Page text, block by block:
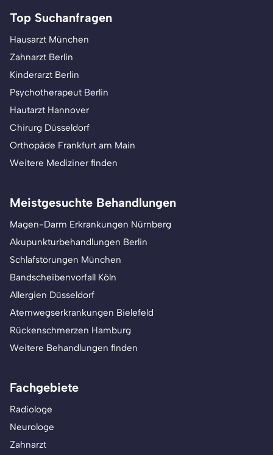
Top Suchanfragen
Hausarzt München
Zahnarzt Berlin
Kinderarzt Berlin
Psychotherapeut Berlin
Hautarzt Hannover
Chirurg Düsseldorf
Orthopäde Frankfurt am Main
Weitere Mediziner finden
Meistgesuchte Behandlungen
Magen-Darm Erkrankungen Nürnberg
Akupunkturbehandlungen Berlin
Schlafstörungen München
Bandscheibenvorfall Köln
Allergien Düsseldorf
Atemwegserkrankungen Bielefeld
Rückenschmerzen Hamburg
Weitere Behandlungen finden
Fachgebiete
Radiologe
Neurologe
Zahnarzt